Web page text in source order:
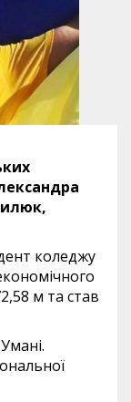
коледжу
м та став